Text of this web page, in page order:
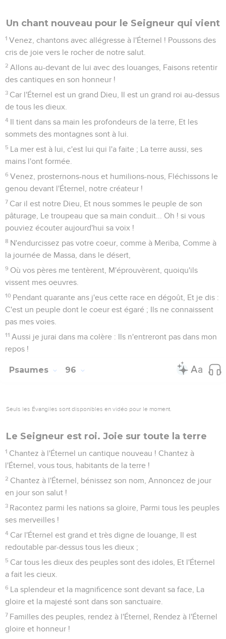
Un chant nouveau pour le Seigneur qui vient
1 Venez, chantons avec allégresse à l'Éternel ! Poussons des
cris de joie vers le rocher de notre salut.
2 Allons au-devant de lui avec des louanges, Faisons retentir
des cantiques en son honneur !
3 Car l'Éternel est un grand Dieu, Il est un grand roi au-dessus
de tous les dieux.
4 Il tient dans sa main les profondeurs de la terre, Et les
sommets des montagnes sont à lui.
5 La mer est à lui, c'est lui qui l'a faite ; La terre aussi, ses
mains l'ont formée.
6 Venez, prosternons-nous et humilions-nous, Fléchissons le
genou devant l'Éternel, notre créateur !
7 Car il est notre Dieu, Et nous sommes le peuple de son
pâturage, Le troupeau que sa main conduit... Oh ! si vous
pouviez écouter aujourd'hui sa voix !
8 N'endurcissez pas votre coeur, comme à Meriba, Comme à
la journée de Massa, dans le désert,
9 Où vos pères me tentèrent, M'éprouvèrent, quoiqu'ils
vissent mes oeuvres.
10 Pendant quarante ans j'eus cette race en dégoût, Et je dis :
C'est un peuple dont le coeur est égaré ; Ils ne connaissent
pas mes voies.
11 Aussi je jurai dans ma colère : Ils n'entreront pas dans mon
repos !
Psaumes 96
Seuls les Évangiles sont disponibles en vidéo pour le moment.
Le Seigneur est roi. Joie sur toute la terre
1 Chantez à l'Éternel un cantique nouveau ! Chantez à
l'Éternel, vous tous, habitants de la terre !
2 Chantez à l'Éternel, bénissez son nom, Annoncez de jour
en jour son salut !
3 Racontez parmi les nations sa gloire, Parmi tous les peuples
ses merveilles !
4 Car l'Éternel est grand et très digne de louange, Il est
redoutable par-dessus tous les dieux ;
5 Car tous les dieux des peuples sont des idoles, Et l'Éternel
a fait les cieux.
6 La splendeur et la magnificence sont devant sa face, La
gloire et la majesté sont dans son sanctuaire.
7 Familles des peuples, rendez à l'Éternel, Rendez à l'Éternel
gloire et honneur !